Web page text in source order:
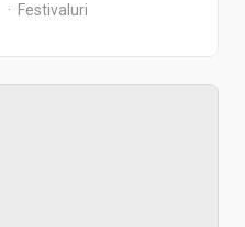
Festivaluri